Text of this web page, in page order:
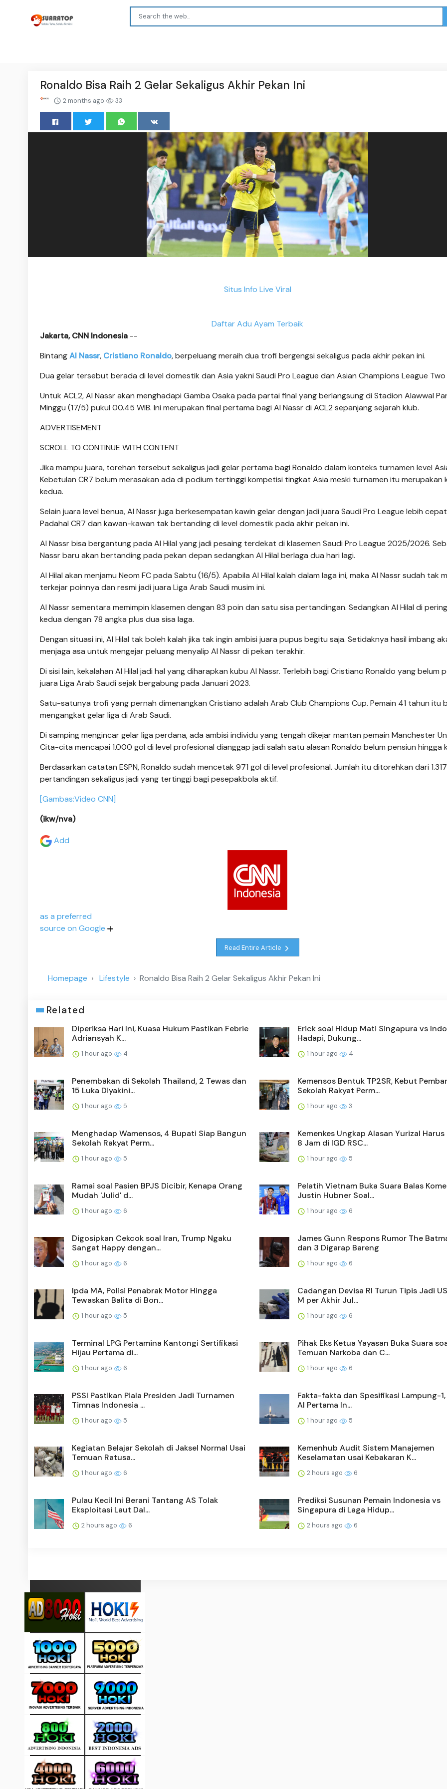
Ronaldo Bisa Raih 2 Gelar Sekaligus Akhir Pekan Ini
2 months ago 33
Situs Info Live Viral
Daftar Adu Ayam Terbaik
Jakarta, CNN Indonesia --
BintangAl Nassr, Cristiano Ronaldo, berpeluang meraih dua trofi bergengsi sekaligus pada akhir pekan ini.
Dua gelar tersebut berada di level domestik dan Asia yakni Saudi Pro League dan Asian Champions League Two
Untuk ACL2, Al Nassr akan menghadapi Gamba Osaka pada partai final yang berlangsung di Stadion Alawwal
Minggu (17/5) pukul 00.45 WIB. Ini merupakan final pertama bagi Al Nassr di ACL2 sepanjang sejarah klub.
ADVERTISEMENT
SCROLL TO CONTINUE WITH CONTENT
Jika mampu juara, torehan tersebut sekaligus jadi gelar pertama bagi Ronaldo dalam konteks turnamen level
Kebetulan CR7 belum merasakan ada di podium tertinggi kompetisi tingkat Asia meski turnamen itu merupakan
kedua.
Selain juara level benua, Al Nassr juga berkesempatan kawin gelar dengan jadi juara Saudi Pro League lebih
Padahal CR7 dan kawan-kawan tak bertanding di level domestik pada akhir pekan ini.
Al Nassr bisa bergantung pada Al Hilal yang jadi pesaing terdekat di klasemen Saudi Pro League 2025/2026.
Nassr baru akan bertanding pada pekan depan sedangkan Al Hilal berlaga dua hari lagi.
Al Hilal akan menjamu Neom FC pada Sabtu (16/5). Apabila Al Hilal kalah dalam laga ini, maka Al Nassr sudah tak
terkejar poinnya dan resmi jadi juara Liga Arab Saudi musim ini.
Al Nassr sementara memimpin klasemen dengan 83 poin dan satu sisa pertandingan. Sedangkan Al Hilal di
kedua dengan 78 angka plus dua sisa laga.
Dengan situasi ini, Al Hilal tak boleh kalah jika tak ingin ambisi juara pupus begitu saja. Setidaknya hasil imbang
menjaga asa untuk mengejar peluang menyalip Al Nassr di pekan terakhir.
Di sisi lain, kekalahan Al Hilal jadi hal yang diharapkan kubu Al Nassr. Terlebih bagi Cristiano Ronaldo yang belum
juara Liga Arab Saudi sejak bergabung pada Januari 2023.
Satu-satunya trofi yang pernah dimenangkan Cristiano adalah Arab Club Champions Cup. Pemain 41 tahun itu
mengangkat gelar liga di Arab Saudi.
Di samping mengincar gelar liga perdana, ada ambisi individu yang tengah dikejar mantan pemain Manchester
Cita-cita mencapai 1.000 gol di level profesional dianggap jadi salah satu alasan Ronaldo belum pensiun hingga
Berdasarkan catatan ESPN, Ronaldo sudah mencetak 971 gol di level profesional. Jumlah itu ditorehkan dari 1.317
pertandingan sekaligus jadi yang tertinggi bagi pesepakbola aktif.
[Gambas:Video CNN]
(ikw/nva)
Add
as a preferred
source on Google
Read Entire Article
Homepage Lifestyle Ronaldo Bisa Raih 2 Gelar Sekaligus Akhir Pekan Ini
Related
Diperiksa Hari Ini, Kuasa Hukum Pastikan Febrie
Adriansyah K...
1 hour ago 4
Erick soal Hidup Mati Singapura vs
Hadapi, Dukung...
1 hour ago 4
Penembakan di Sekolah Thailand, 2 Tewas dan
15 Luka Diyakini...
1 hour ago 5
Kemensos Bentuk TP2SR, Kebut
Sekolah Rakyat Perm...
1 hour ago 3
Menghadap Wamensos, 4 Bupati Siap Bangun
Sekolah Rakyat Perm...
1 hour ago 5
Kemenkes Ungkap Alasan Yurizal
8 Jam di IGD RSC...
1 hour ago 5
Ramai soal Pasien BPJS Dicibir, Kenapa Orang
Mudah 'Julid' d...
1 hour ago 6
Pelatih Vietnam Buka Suara Balas
Justin Hubner Soal...
1 hour ago 6
Digosipkan Cekcok soal Iran, Trump Ngaku
Sangat Happy dengan...
1 hour ago 6
James Gunn Respons Rumor The
dan 3 Digarap Bareng
1 hour ago 6
Ipda MA, Polisi Penabrak Motor Hingga
Tewaskan Balita di Bon...
1 hour ago 5
Cadangan Devisa RI Turun Tipis Jadi
M per Akhir Jul...
1 hour ago 6
Terminal LPG Pertamina Kantongi Sertifikasi
Hijau Pertama di...
1 hour ago 6
Pihak Eks Ketua Yayasan Buka Suara
Temuan Narkoba dan C...
1 hour ago 6
PSSI Pastikan Piala Presiden Jadi Turnamen
Timnas Indonesia ...
1 hour ago 5
Fakta-fakta dan Spesifikasi Lampung-
AI Pertama In...
1 hour ago 5
Kegiatan Belajar Sekolah di Jaksel Normal Usai
Temuan Ratusa...
1 hour ago 6
Kemenhub Audit Sistem Manajemen
Keselamatan usai Kebakaran K...
2 hours ago 6
Pulau Kecil Ini Berani Tantang AS Tolak
Eksploitasi Laut Dal...
2 hours ago 6
Prediksi Susunan Pemain Indonesia vs
Singapura di Laga Hidup...
2 hours ago 6